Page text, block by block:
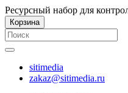
Ресурсный набор для
Корзина
sitimedia
zakaz@sitimedia.ru